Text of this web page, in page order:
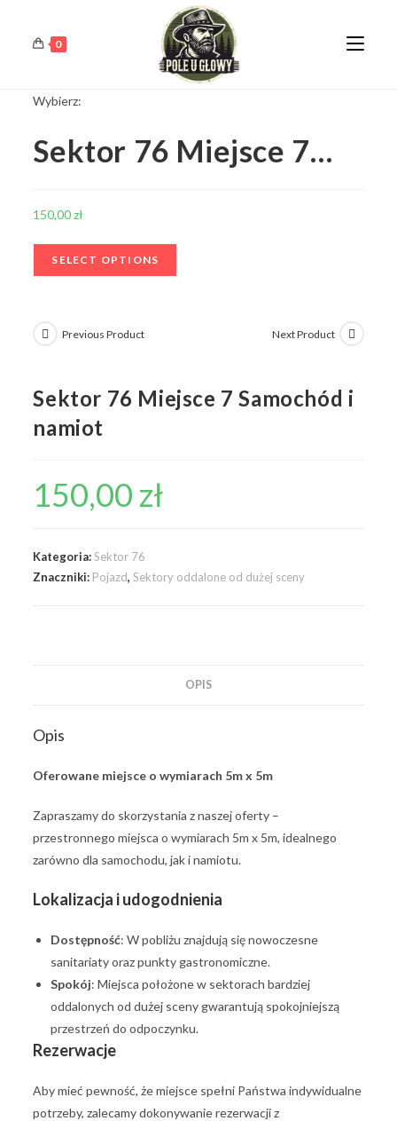
0
Wybierz:
Sektor 76 Miejsce 7…
150,00zł
SELECT OPTIONS
Previous Product Next Product
Sektor 76 Miejsce 7 Samochód i
namiot
150,00 zł
Kategoria:Sektor 76
Znaczniki: Pojazd,Sektory oddalone od dużej sceny
OPIS
Opis
Oferowane miejsce o wymiarach 5m x 5m
Zapraszamy do skorzystania z naszej oferty –
przestronnego miejsca o wymiarach 5m x 5m, idealnego
zarówno dla samochodu, jak i namiotu.
Lokalizacja i udogodnienia
Dostępność: W pobliżu znajdują się nowoczesne
sanitariaty oraz punkty gastronomiczne.
Spokój: Miejsca położone w sektorach bardziej
oddalonych od dużej sceny gwarantują spokojniejszą
przestrzeń do odpoczynku.
Rezerwacje
Aby mieć pewność, że miejsce spełni Państwa indywidualne
potrzeby, zalecamy dokonywanie rezerwacji z